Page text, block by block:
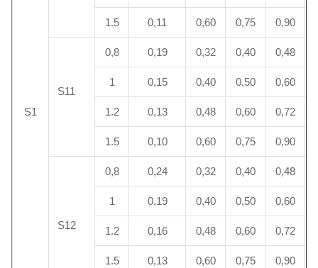
S1
1.5 0,11 0,60 0,75 0,90
S11
0,8 0,19 0,32 0,40 0,48
1 0,15 0,40 0,50 0,60
1.2 0,13 0,48 0,60 0,72
1.5 0,10 0,60 0,75 0,90
S12
0,8 0,24 0,32 0,40 0,48
1 0,19 0,40 0,50 0,60
1.2 0,16 0,48 0,60 0,72
1.5 0,13 0,60 0,75 0,90